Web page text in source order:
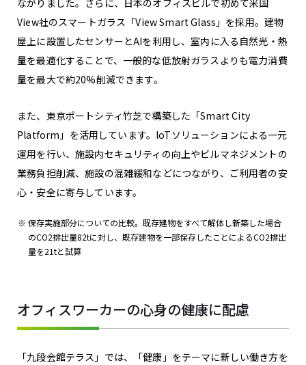
ながりました。さらに、日本のオフィスビルで初めて米国
View社のスマートガラス「View Smart Glass」を採用。建物
屋上に設置したセンサーとAIを利用し、室内に入る自然光・熱
量を最適化することで、一般的な低放射ガラスよりも電力消費
量を最大で約20%削減できます。
また、東京ポートシティ竹芝で構築した「Smart City
Platform」を活用しています。loTソリューションによる一元
運用を行い、施設内セキュリティの向上やビルマネジメントの
業務負担削減、施設の混雑緩和などにつながり、ご利用者の安
心・安全に寄与しています。
保存実施部分についての比較。既存建物をすべて解体し新築した場合
のCO2排出量82tに対し、既存建物を一部保存したことによるCO2排出
量を21tと試算
オフィスワーカーの心身の健康に配慮
「九段会館テラス」では、「健康」をテーマに新しい働き方を